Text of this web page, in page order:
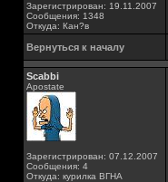
Зарегистрирован: 19.11.2007
Сообщения: 1348
Откуда: Кан?в
Вернуться к началу
Scabbi
Apostate
Зарегистрирован: 07.12.2007
Сообщения: 4
Откуда: курилка ВГНА